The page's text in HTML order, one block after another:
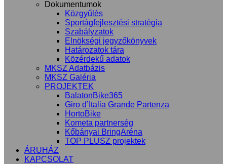
Dokumentumok
Közgyűlés
Sportágfejlesztési stratégia
Szabályzatok
Elnökségi jegyzőkönyvek
Határozatok tára
Közérdekű adatok
MKSZ Adatbázis
MKSZ Galéria
PROJEKTEK
BalatonBike365
Giro d’Italia Grande Partenza
HortoBike
Kometa partnerség
Kőbányai BringAréna
TOP PLUSZ projektek
ÁRUHÁZ
KAPCSOLAT